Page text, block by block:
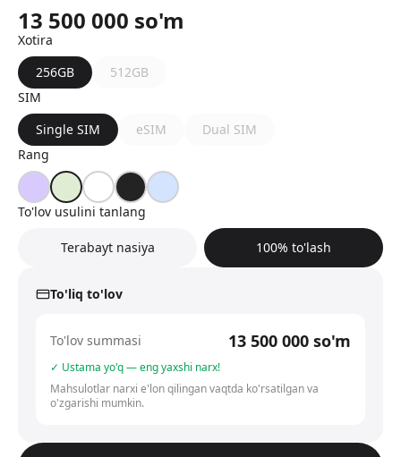
13 500 000 so'm
Xotira
256GB
512GB
SIM
Single SIM
eSIM
Dual SIM
Rang
To'lov usulini tanlang
Terabayt nasiya 100% to'lash
To'liq to'lov
To'lov summasi 13 500 000 so'm
✓ Ustama yo'q — eng yaxshi narx!
Mahsulotlar narxi e'lon qilingan vaqtda ko'rsatilgan va
o'zgarishi mumkin.